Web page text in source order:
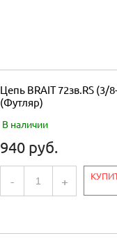
Цепь BRAIT 72зв.RS (3/
(Футляр)
В наличии
940 руб.
- +